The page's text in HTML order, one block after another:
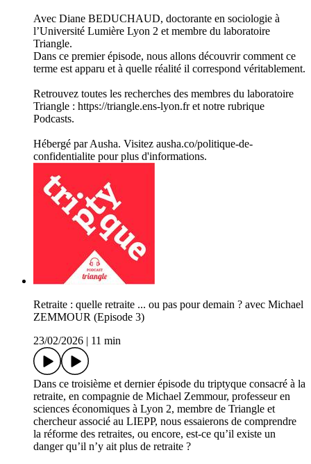
Avec Diane BEDUCHAUD, doctorante en sociologie à
l’Université Lumière Lyon 2 et membre du laboratoire
Triangle.
Dans ce premier épisode, nous allons découvrir comment ce
terme est apparu et à quelle réalité il correspond véritablement.
Retrouvez toutes les recherches des membres du laboratoire
Triangle : https://triangle.ens-lyon.fr et notre rubrique
Podcasts.
Hébergé par Ausha. Visitez ausha.co/politique-de-
confidentialite pour plus d'informations.
Retraite : quelle retraite ... ou pas pour demain ? avec Michael
ZEMMOUR (Episode 3)
23/02/2026 | 11 min
Dans ce troisième et dernier épisode du triptyque consacré à la
retraite, en compagnie de Michael Zemmour, professeur en
sciences économiques à Lyon 2, membre de Triangle et
chercheur associé au LIEPP, nous essaierons de comprendre
la réforme des retraites, ou encore, est-ce qu’il existe un
danger qu’il n’y ait plus de retraite ?